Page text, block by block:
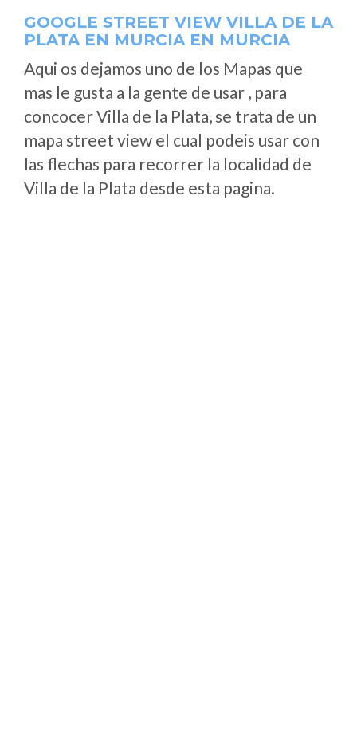
GOOGLE STREET VIEW VILLA DE LA
PLATA EN MURCIA EN MURCIA
Aqui os dejamos uno de los Mapas que
mas le gusta a la gente de usar , para
concocer Villa de la Plata, se trata de un
mapa street view el cual podeis usar con
las flechas para recorrer la localidad de
Villa de la Plata desde esta pagina.